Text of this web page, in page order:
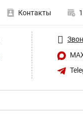
Контакты